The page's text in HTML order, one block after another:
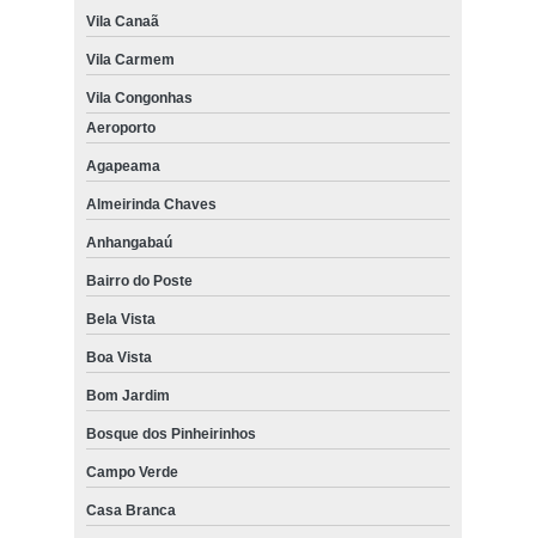
Vila Canaã
Vila Carmem
Vila Congonhas
Aeroporto
Agapeama
Almeirinda Chaves
Anhangabaú
Bairro do Poste
Bela Vista
Boa Vista
Bom Jardim
Bosque dos Pinheirinhos
Campo Verde
Casa Branca